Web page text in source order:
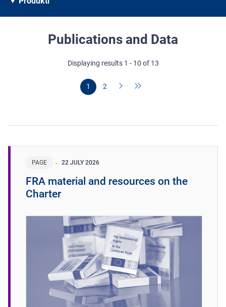
Publications and Data
Displaying results 1 - 10 of 13
1 2
PAGE 22 JULY 2026
FRA material and resources on the
Charter